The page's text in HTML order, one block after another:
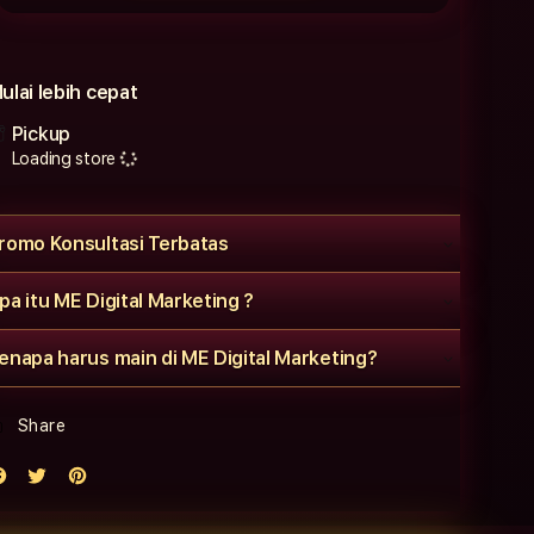
lebih cepat
Pickup
Loading store
Konsultasi Terbatas
itu ME Digital Marketing ?
harus main di ME Digital Marketing?
Share